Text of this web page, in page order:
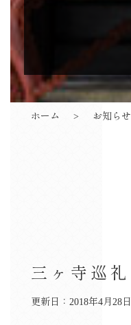
ホーム お知らせ
三ヶ寺巡礼
更新日：2018年4月28日